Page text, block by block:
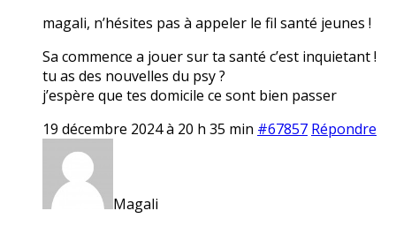
magali, n’hésites pas à appeler le fil santé jeunes !
Sa commence a jouer sur ta santé c’est inquietant !
tu as des nouvelles du psy ?
j’espère que tes domicile ce sont bien passer
19 décembre 2024 à 20 h 35 min #67857 Répondre
Magali